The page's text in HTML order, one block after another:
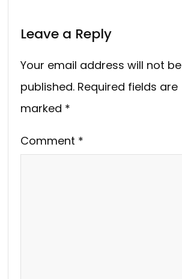
Leave a Reply
Your email address will not be
published. Required fields are
marked *
Comment *